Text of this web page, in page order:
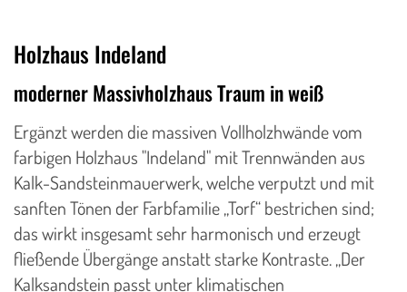
Holzhaus Indeland
moderner Massivholzhaus Traum in weiß
Ergänzt werden die massiven Vollholzhwände vom
farbigen Holzhaus "Indeland" mit Trennwänden aus
Kalk-Sandsteinmauerwerk, welche verputzt und mit
sanften Tönen der Farbfamilie „Torf“ bestrichen sind;
das wirkt insgesamt sehr harmonisch und erzeugt
fließende Übergänge anstatt starke Kontraste. „Der
Kalksandstein passt unter klimatischen